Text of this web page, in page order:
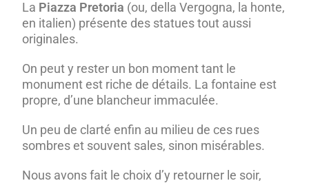
La Piazza Pretoria (ou, della Vergogna, la honte,
en italien) présente des statues tout aussi
originales.
On peut y rester un bon moment tant le
monument est riche de détails. La fontaine est
propre, d’une blancheur immaculée.
Un peu de clarté enfin au milieu de ces rues
sombres et souvent sales, sinon misérables.
Nous avons fait le choix d’y retourner le soir,